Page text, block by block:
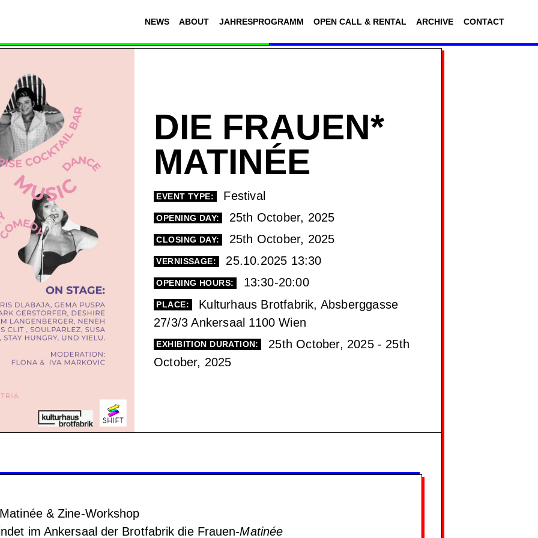
NEWS ABOUT JAHRESPROGRAMM OPEN CALL & RENTAL ARCHIVE CONTACT
DIE FRAUEN*
MATINÉE
EVENT TYPE: Festival
OPENING DAY: 25th October, 2025
CLOSING DAY: 25th October, 2025
VERNISSAGE: 25.10.2025 13:30
OPENING HOURS: 13:30-20:00
PLACE:
Kulturhaus Brotfabrik, Absberggasse
27/3/3 Ankersaal 1100 Wien
EXHIBITION DURATION:
25th October, 2025 - 25th
October, 2025
& Zine-Workshop
im Ankersaal der Brotfabrik die Frauen-Matinée